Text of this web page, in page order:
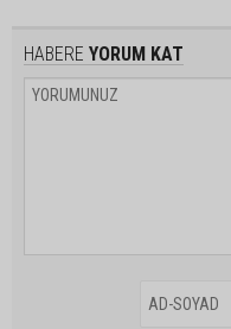
HABERE YORUM KAT